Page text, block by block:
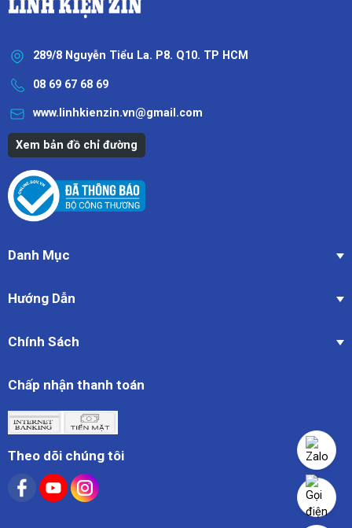
289/8 Nguyễn Tiểu La. P8. Q10. TP HCM
08 69 67 68 69
www.linhkienzin.vn@gmail.com
Xem bản đồ chỉ đường
Danh Mục
Hướng Dẫn
Chính Sách
Chấp nhận thanh toán
Theo dõi chúng tôi